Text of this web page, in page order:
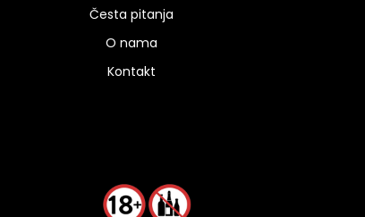
Česta pitanja
O nama
Kontakt